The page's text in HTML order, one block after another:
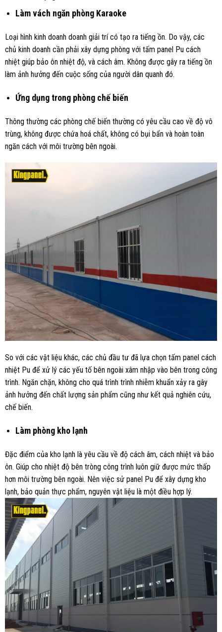
Làm vách ngăn phòng Karaoke
Loại hình kinh doanh doanh giải trí có tạo ra tiếng ồn. Do vậy, các
chủ kinh doanh cần phải xây dựng phòng với tấm panel Pu cách
nhiệt giúp bảo ôn nhiệt độ, và cách âm. Không được gây ra tiếng ồn
làm ảnh hưởng đến cuộc sống của người dân quanh đó.
Ứng dụng trong phòng chế biến
Thông thường các phòng chế biến thường có yêu cầu cao về độ vô
trùng, không được chứa hoá chất, không có bụi bẩn và hoàn toàn
ngăn cách với môi trường bên ngoài.
So với các vật liệu khác, các chủ đầu tư đã lựa chọn tấm panel cách
nhiệt Pu để xử lý các yếu tố bên ngoài xâm nhập vào bên trong công
trình. Ngăn chặn, không cho quá trình trình nhiễm khuẩn xảy ra gây
ảnh hưởng đến chất lượng sản phẩm cũng như kết quả nghiên cứu,
chế biến.
Làm phòng kho lạnh
Đặc điểm của kho lạnh là yêu cầu về độ cách âm, cách nhiệt và bảo
ôn. Giúp cho nhiệt độ bên tròng công trình luôn giữ được mức thấp
hơn môi trường bên ngoài. Nên việc sử panel Pu để xây dựng kho
lạnh, bảo quản thực phẩm, nguyên vật liệu là một điều hợp lý.